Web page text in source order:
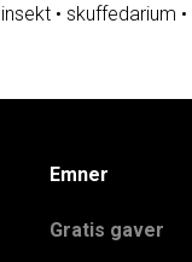
insekt • skuffedarium •
Emner
Gratis gaver